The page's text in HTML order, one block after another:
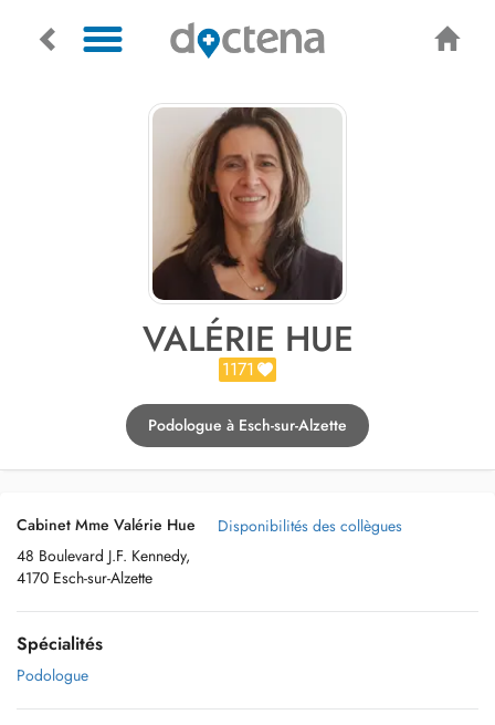
VALÉRIE HUE
1171
Podologue à Esch-sur-Alzette
Cabinet Mme Valérie Hue
48 Boulevard J.F. Kennedy,
4170 Esch-sur-Alzette
Disponibilités des collègues
Spécialités
Podologue